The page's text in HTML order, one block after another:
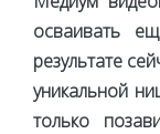
осваивать
результате
уникальной
только